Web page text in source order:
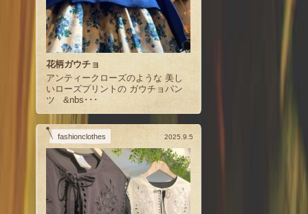
花柄ガウチョ
アンティークローズのような 美し
いローズプリントの ガウチョパン
ツ &nbs･･･
fashionclothes 2025.9.5